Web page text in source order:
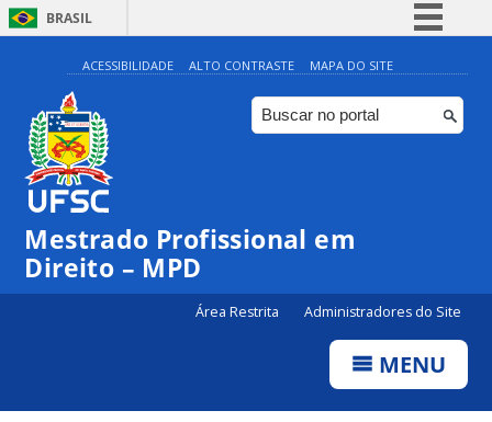
BRASIL
Simplifique!
Comunica BR
Participe
Canais
ACESSIBILIDADE ALTO CONTRASTE MAPA DO SITE
Mestrado Profissional em
Direito – MPD
Área Restrita Administradores do Site
MENU